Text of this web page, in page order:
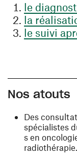
le
la
le suivi
Nos atouts
Des
spécialistes
s en
radiothérapie.